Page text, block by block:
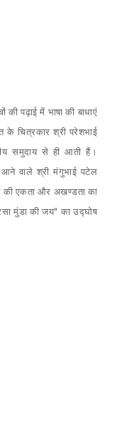
पढ़ाई में भाषा की बाधाएं
चित्रकार श्री परेशभाई
समुदाय से ही आती हैं।
वाले श्री मंगुभाई पटेल
की एकता और अखण्डता का
मुंडा की जय" का उद्घोष